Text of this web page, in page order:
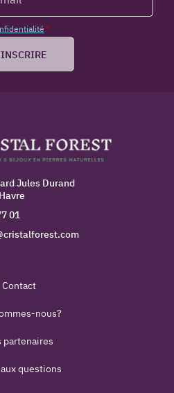
*
Jules Durand
01
Contact
nous?
partenaires
questions